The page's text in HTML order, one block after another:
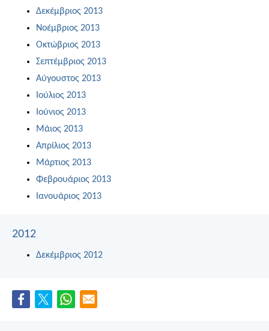
Δεκέμβριος 2013
Νοέμβριος 2013
Οκτώβριος 2013
Σεπτέμβριος 2013
Αύγουστος 2013
Ιούλιος 2013
Ιούνιος 2013
Μάιος 2013
Απρίλιος 2013
Μάρτιος 2013
Φεβρουάριος 2013
Ιανουάριος 2013
2012
Δεκέμβριος 2012